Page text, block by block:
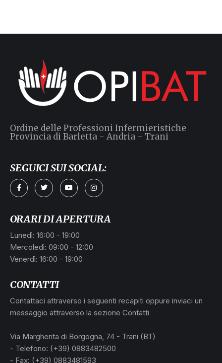
CONTATTI
Contattaci attraverso i seguenti recapiti oppure inviaci un
messaggio attraverso la sezione Contatti
Via Margherita di Borgogna, 74 - Trani (BT)
- Telefono: (+39) 0883482500
- Fax: (+39) 0883481593
ORARI DI APERTURA
Lunedì: 16:00 - 19:00
Mercoledì: 09:00 - 12:00
Venerdì: 16:00 - 19:00
Ordine delle Professioni Infermieristiche
Provincia di Barletta - Andria - Trani
SEGUICI SUI SOCIAL: